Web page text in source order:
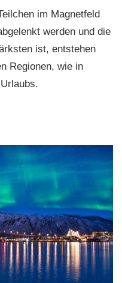
im Magnetfeld
werden und die
ist, entstehen
Regionen, wie in